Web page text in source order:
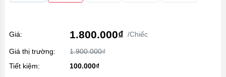
Giá: 1.800.000₫ /Chiếc
Giá thị trường:
1.900.000₫
Tiết kiệm:
100.000₫